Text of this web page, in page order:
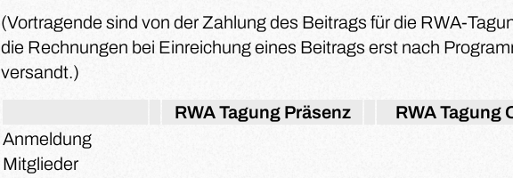
(Vortragende sind von der Zahlung des Beitrags für die RWA-
die Rechnungen bei Einreichung eines Beitrags erst nach
versandt.)
RWA Tagung Präsenz RWA Tagung
Anmeldung
Mitglieder